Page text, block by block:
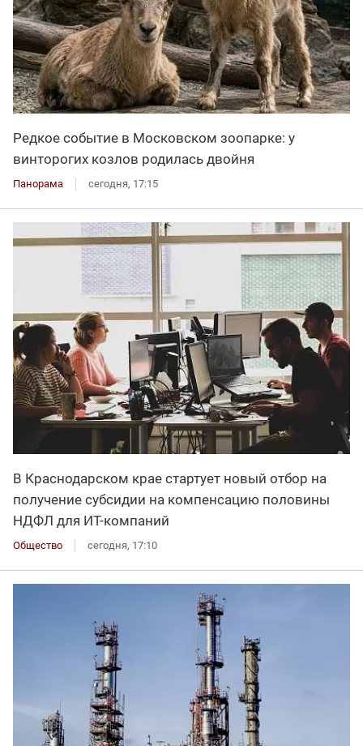
Редкое событие в Московском зоопарке: у
винторогих козлов родилась двойня
Панорама сегодня, 17:15
В Краснодарском крае стартует новый отбор на
получение субсидии на компенсацию половины
НДФЛ для ИT-компаний
Общество сегодня, 17:10